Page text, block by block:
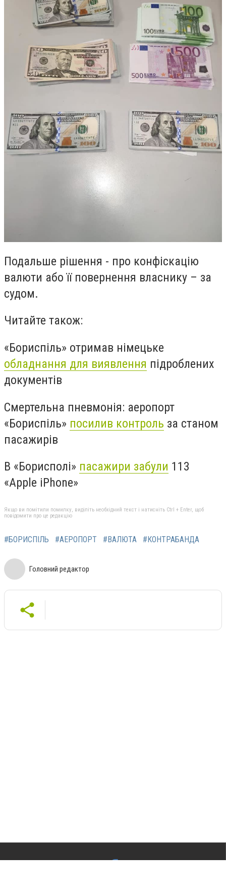
Подальше рішення - про конфіскацію
валюти або її повернення власнику – за
судом.
Читайте також:
«Бориспіль» отримав німецьке
обладнання для виявлення підроблених
документів
Смертельна пневмонія: аеропорт
«Бориспіль» посилив контроль за станом
пасажирів
В «Борисполі» пасажири забули 113
«Apple iPhone»
Якщо ви помітили помилку, виділіть необхідний текст і натисніть Ctrl + Enter, щоб
повідомити про це редакцію
#БОРИСПІЛЬ #АЕРОПОРТ #ВАЛЮТА #КОНТРАБАНДА
Головний редактор